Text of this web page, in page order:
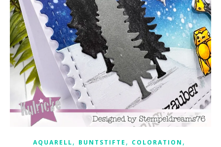
AQUARELL, BUNTSTIFTE , COLORATION ,